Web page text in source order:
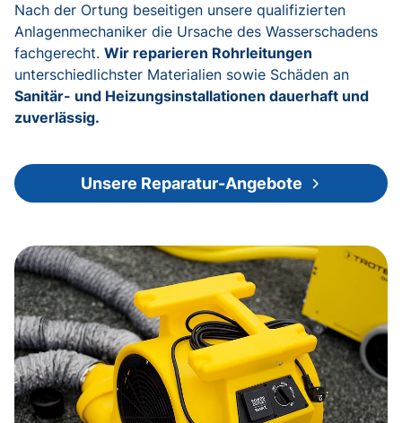
Nach der Ortung beseitigen unsere qualifizierten
Anlagenmechaniker die Ursache des Wasserschadens
fachgerecht. Wir reparieren Rohrleitungen
unterschiedlichster Materialien sowie Schäden an
Sanitär- und Heizungsinstallationen dauerhaft und
zuverlässig.
Unsere Reparatur-Angebote